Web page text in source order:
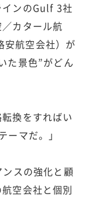
ンのGulf 3社
カタール航
航空会社）が
た景色”がどん
換をすればい
ーマだ。」
スの強化と顧
空会社と個別